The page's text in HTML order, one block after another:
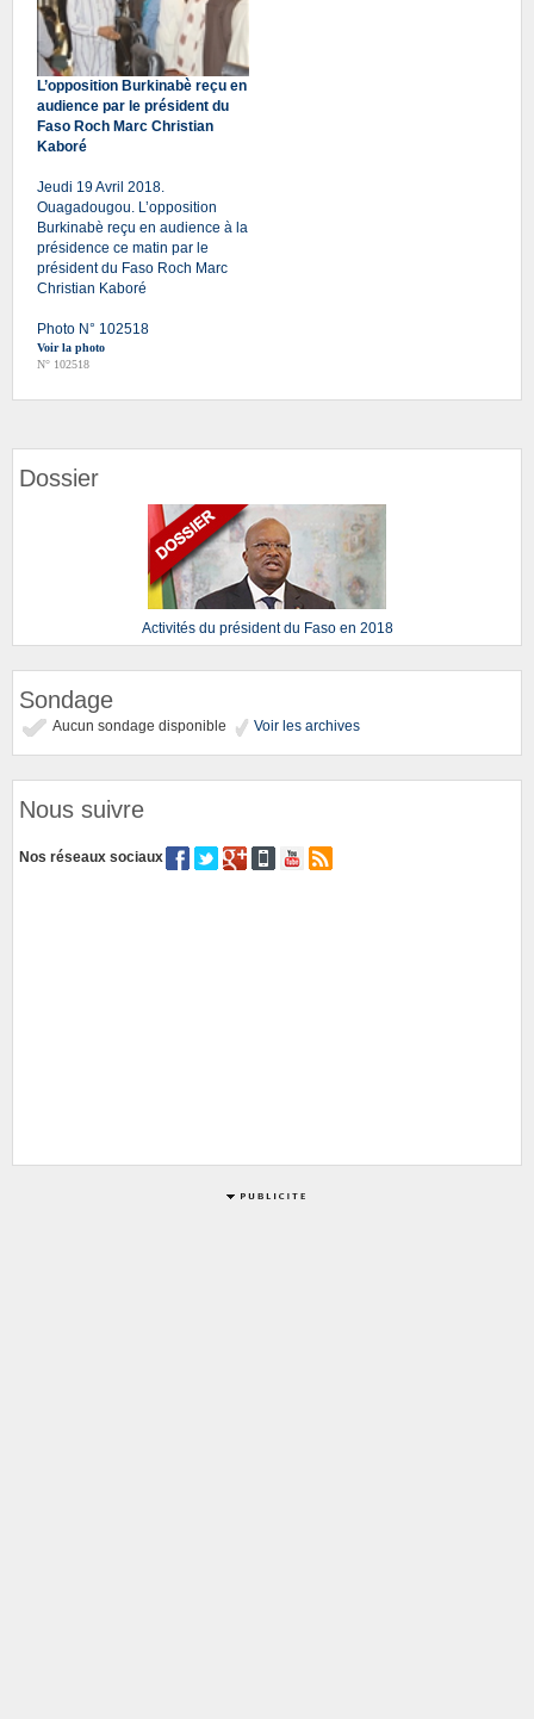
L’opposition Burkinabè reçu en
audience par le président du
Faso Roch Marc Christian
Kaboré
Jeudi 19 Avril 2018.
Ouagadougou. L’opposition
Burkinabè reçu en audience à la
présidence ce matin par le
président du Faso Roch Marc
Christian Kaboré
Photo N° 102518
Voir la photo
N° 102518
Dossier
Activités du président du Faso en 2018
Sondage
Aucun sondage disponible Voir les archives
Nous suivre
Nos réseaux sociaux